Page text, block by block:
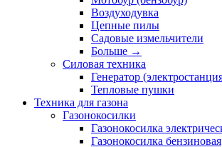
Воздуходувка
Цепные пилы
Садовые измельчители
Больше →
Силовая техника
Генератор
Тепловые пушки
Техника для газона
Газонокосилки
Газонокосилка
Газонокосилка бензиновая